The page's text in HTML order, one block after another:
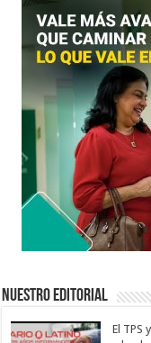
Nuestro Editorial
El TPS